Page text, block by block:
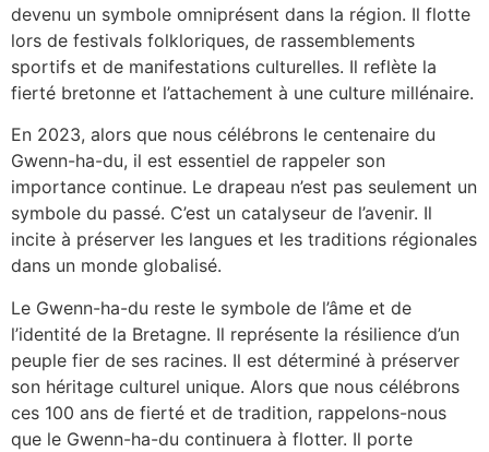
devenu un symbole omniprésent dans la région. Il flotte
lors de festivals folkloriques, de rassemblements
sportifs et de manifestations culturelles. Il reflète la
fierté bretonne et l’attachement à une culture millénaire.
En 2023, alors que nous célébrons le centenaire du
Gwenn-ha-du, il est essentiel de rappeler son
importance continue. Le drapeau n’est pas seulement un
symbole du passé. C’est un catalyseur de l’avenir. Il
incite à préserver les langues et les traditions régionales
dans un monde globalisé.
Le Gwenn-ha-du reste le symbole de l’âme et de
l’identité de la Bretagne. Il représente la résilience d’un
peuple fier de ses racines. Il est déterminé à préserver
son héritage culturel unique. Alors que nous célébrons
ces 100 ans de fierté et de tradition, rappelons-nous
que le Gwenn-ha-du continuera à flotter. Il porte